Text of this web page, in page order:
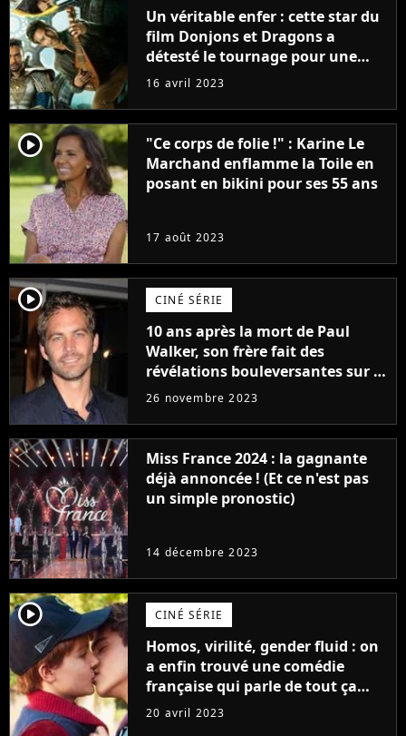
Un véritable enfer : cette star du
film Donjons et Dragons a
détesté le tournage pour une
raison très spéciale
16 avril 2023
player2
"Ce corps de folie !" : Karine Le
Marchand enflamme la Toile en
posant en bikini pour ses 55 ans
17 août 2023
player2 CINÉ SÉRIE
10 ans après la mort de Paul
Walker, son frère fait des
révélations bouleversantes sur la
réaction des acteurs de Fast and
26 novembre 2023
Miss France 2024 : la gagnante
déjà annoncée ! (Et ce n'est pas
un simple pronostic)
14 décembre 2023
player2 CINÉ SÉRIE
Homos, virilité, gender fluid : on
a enfin trouvé une comédie
française qui parle de tout ça
sans être super ringarde
20 avril 2023